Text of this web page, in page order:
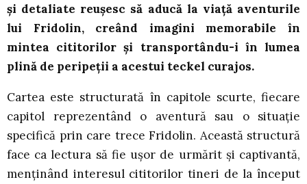
și detaliate reușesc să aducă la viață aventurile
lui Fridolin, creând imagini memorabile în
mintea cititorilor și transportându-i în lumea
plină de peripeții a acestui teckel curajos.
Cartea este structurată în capitole scurte, fiecare
capitol reprezentând o aventură sau o situație
specifică prin care trece Fridolin. Această structură
face ca lectura să fie ușor de urmărit și captivantă,
menținând interesul cititorilor tineri de la început